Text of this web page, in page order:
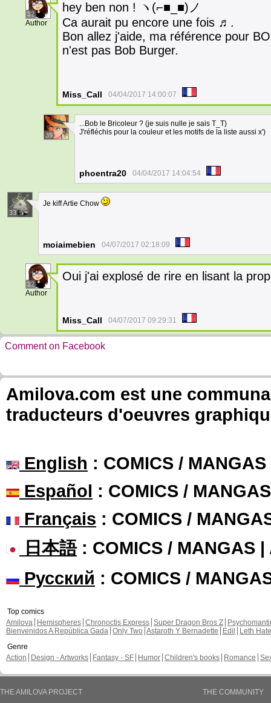
32
Author
hey ben non ! ヽ(⌐■_■)ノ
Ca aurait pu encore une fois ♬.
Bon allez j'aide, ma référence pour
n'est pas Bob Burger.
Miss_Call 04/04/2017 14:00:07
39
...Bob le Bricoleur ? (je suis nulle je sais T_T)
J'réfléchis pour la couleur et les motifs de la liste aussi x')
phoentra20 04/04/2017 14:04:54
33
Je kiff Artie Chow
moiaimebien 04/07/2017 02:18:09
32
Author
Oui j'ai explosé de rire en lisant la
Miss_Call 04/07/2017 09:29:31
Comment on Facebook
Amilova.com est une
traducteurs d'oeuvres
English : COMICS /
Español : COMICS /
Français : COMICS /
日本語: COMICS / MANGAS |
Русский : COMICS /
Top comics
Amilova
Hemispheres Chronoctis Express Super Dragon Bros Z
Bienvenidos A República Gada Only Two Astaroth Y Bernadette Edil
Leth Hate
Genre
Action
Design - Artworks Fantasy - SF Humor Children's books Romance
THE AMILOVA PROJECT
THE COMMUNITY